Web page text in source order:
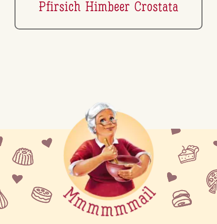
Pfirsich Himbeer Crostata